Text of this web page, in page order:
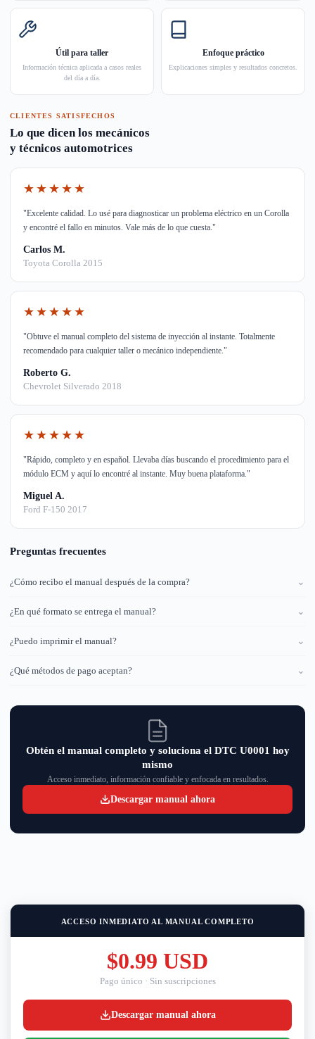
Útil para taller
Información técnica aplicada a casos reales
del día a día.
Enfoque práctico
Explicaciones simples y resultados concretos.
CLIENTES SATISFECHOS
Lo que dicen los mecánicos
y técnicos automotrices
★★★★★
"Excelente calidad. Lo usé para diagnosticar un problema eléctrico en un Corolla
y encontré el fallo en minutos. Vale más de lo que cuesta."
Carlos M.
Toyota Corolla 2015
★★★★★
"Obtuve el manual completo del sistema de inyección al instante. Totalmente
recomendado para cualquier taller o mecánico independiente."
Roberto G.
Chevrolet Silverado 2018
★★★★★
"Rápido, completo y en español. Llevaba días buscando el procedimiento para el
módulo ECM y aquí lo encontré al instante. Muy buena plataforma."
Miguel A.
Ford F-150 2017
Preguntas frecuentes
¿Cómo recibo el manual después de la compra? ⌄
¿En qué formato se entrega el manual? ⌄
¿Puedo imprimir el manual? ⌄
¿Qué métodos de pago aceptan? ⌄
Obtén el manual completo y soluciona el DTC U0001 hoy
mismo
Acceso inmediato, información confiable y enfocada en resultados.
Descargar manual ahora
ACCESO INMEDIATO AL MANUAL COMPLETO
$0.99 USD
Pago único · Sin suscripciones
Descargar manual ahora